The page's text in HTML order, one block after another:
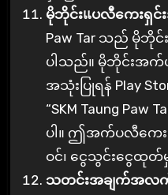
မိုဘိုင်းแပလီကေးရှင်း
Paw Tar သည် မိုဘိုင်
ပါသည်။ မိုဘိုင်းအက်
အသုံးပြုရန် Play
“SKM Taung Paw
ပါ။ ဤအက်ပလီကေ
ဝင်၊ ငွေသွင်းငွေထုတ်
သတင်းအချက်အလက်